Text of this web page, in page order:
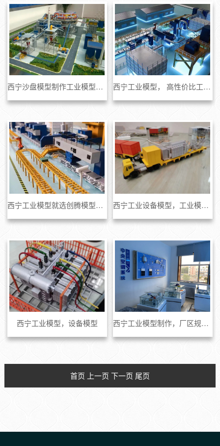
西宁沙盘模型制作工业模型，工业设备模型，厂区模型制作 西宁工业模型， 高性价比工业模型制作
西宁工业模型就选创腾模型专业的模型公司 西宁工业设备模型，工业模型制作
西宁工业模型，设备模型 西宁工业模型制作，厂区规划模型
首页 上一页 下一页 尾页